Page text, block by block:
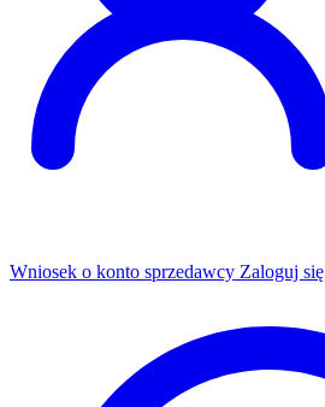
Wniosek o konto sprzedawcy Zaloguj się